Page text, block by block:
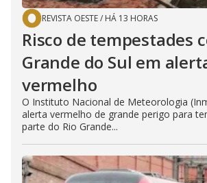
REVISTA OESTE/ HÁ 13 HORAS
Risco de tempestades
Grande do Sul em
vermelho
O Instituto Nacional de Meteorologia
alerta vermelho de grande perigo para
parte do Rio Grande...